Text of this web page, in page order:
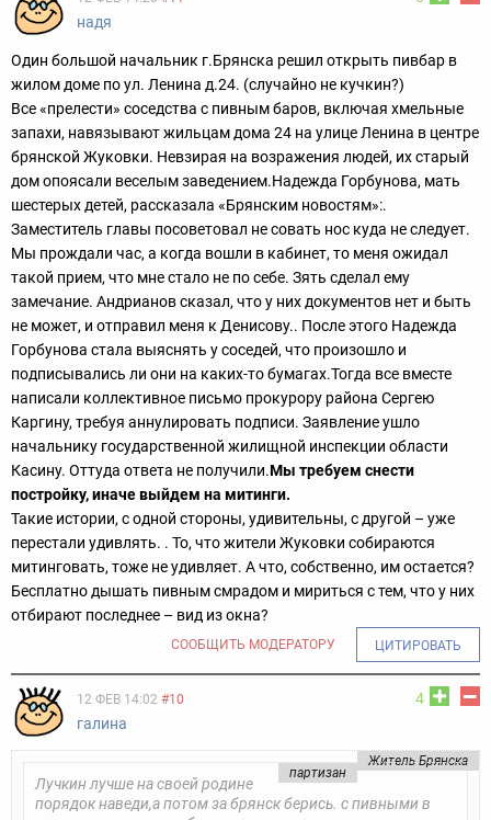
надя
Один большой начальник г.Брянска решил открыть пивбар в
жилом доме по ул. Ленина д.24. (случайно не кучкин?)
Все «прелести» соседства с пивным баров, включая хмельные
запахи, навязывают жильцам дома 24 на улице Ленина в центре
брянской Жуковки. Невзирая на возражения людей, их старый
дом опоясали веселым заведением.Надежда Горбунова, мать
шестерых детей, рассказала «Брянским новостям»:.
Заместитель главы посоветовал не совать нос куда не следует.
Мы прождали час, а когда вошли в кабинет, то меня ожидал
такой прием, что мне стало не по себе. Зять сделал ему
замечание. Андрианов сказал, что у них документов нет и быть
не может, и отправил меня к Денисову.. После этого Надежда
Горбунова стала выяснять у соседей, что произошло и
подписывались ли они на каких-то бумагах.Тогда все вместе
написали коллективное письмо прокурору района Сергею
Каргину, требуя аннулировать подписи. Заявление ушло
начальнику государственной жилищной инспекции области
Касину. Оттуда ответа не получили.Мы требуем снести
постройку, иначе выйдем на митинги.
Такие истории, с одной стороны, удивительны, с другой – уже
перестали удивлять. . То, что жители Жуковки собираются
митинговать, тоже не удивляет. А что, собственно, им остается?
Бесплатно дышать пивным смрадом и мириться с тем, что у них
отбирают последнее – вид из окна?
СООБЩИТЬ МОДЕРАТОРУ ЦИТИРОВАТЬ
4
12 ФЕВ 14:02 #10
галина
Житель Брянска
партизан
Лучкин лучше на своей родине
порядок наведи,а потом за брянск берись. с пивными в